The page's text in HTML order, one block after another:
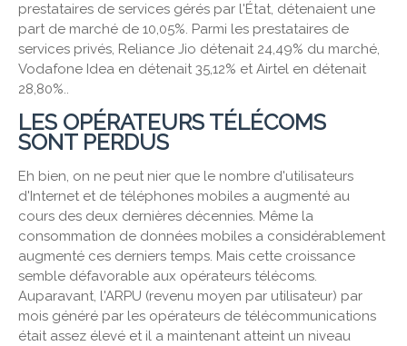
prestataires de services gérés par l'État, détenaient une
part de marché de 10,05%. Parmi les prestataires de
services privés, Reliance Jio détenait 24,49% du marché,
Vodafone Idea en détenait 35,12% et Airtel en détenait
28,80%..
LES OPÉRATEURS TÉLÉCOMS
SONT PERDUS
Eh bien, on ne peut nier que le nombre d'utilisateurs
d'Internet et de téléphones mobiles a augmenté au
cours des deux dernières décennies. Même la
consommation de données mobiles a considérablement
augmenté ces derniers temps. Mais cette croissance
semble défavorable aux opérateurs télécoms.
Auparavant, l'ARPU (revenu moyen par utilisateur) par
mois généré par les opérateurs de télécommunications
était assez élevé et il a maintenant atteint un niveau